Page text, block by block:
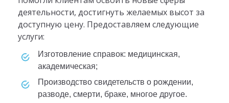
деятельности, достигнуть желаемых высот за
доступную цену. Предоставляем следующие
услуги:
изготовление справок: медицинская,
академическая;
производство свидетельств о рождении,
разводе, смерти, браке, многое другое.